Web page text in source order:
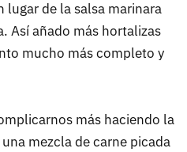
lugar de la salsa marinara
Así añado más hortalizas
mucho más completo y
más haciendo la
mezcla de carne picada